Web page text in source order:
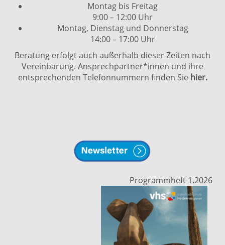
Montag bis Freitag
9:00 – 12:00 Uhr
Montag, Dienstag und Donnerstag
14:00 – 17:00 Uhr
Beratung erfolgt auch außerhalb dieser Zeiten nach
Vereinbarung. Ansprechpartner*innen und ihre
entsprechenden Telefonnummern finden Sie hier.
Programmheft 1.2026